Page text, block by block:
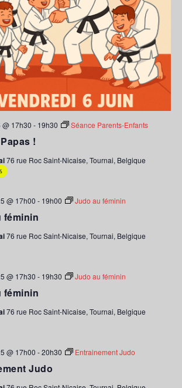
!
17h30 - 19h30 Séance Parents-Enfants
76 rue Roc Saint-Nicaise, Tournai, Belgique
féminin
@ 17h00 - 19h00 Judo au féminin
76 rue Roc Saint-Nicaise, Tournai, Belgique
féminin
@ 17h30 - 19h30 Judo au féminin
76 rue Roc Saint-Nicaise, Tournai, Belgique
Judo
@ 17h00 -20h30 Entrainement Judo